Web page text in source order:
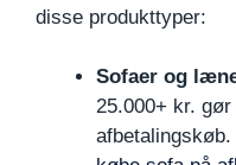
disse produkttyper:
Sofaer og
25.000+ kr.